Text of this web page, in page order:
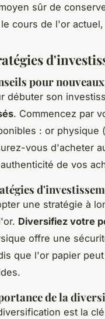
sûr de
cours de l'or
pour
débuter son
. Commencez par
: or physique
vous d'acheter
de vos
une stratégie à
Diversifiez votre
offre une
que l'or papier
de la
est la